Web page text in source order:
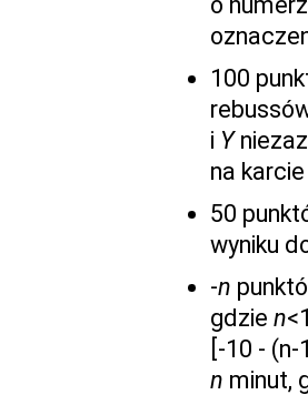
100
i Y
na
50
wyniku
-n
gdzie n
[-10 -
n minut,